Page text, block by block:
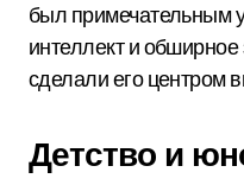
был примечательным
интеллект и
сделали его центром
Детство и